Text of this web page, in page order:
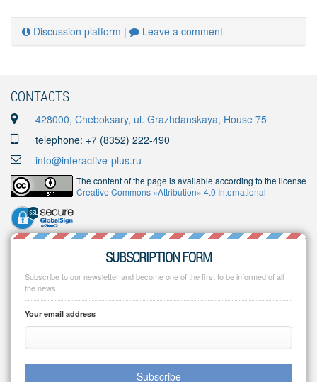
Discussion platform | Leave a comment
CONTACTS
428000, Cheboksary, ul. Grazhdanskaya, House 75
telephone: +7 (8352) 222-490
info@interactive-plus.ru
The content of the page is available according to the license
Creative Commons «Attribution» 4.0 International
SUBSCRIPTION FORM
Subscribe to our newsletter and become one of the first to be informed of all
the news!
Your email address
Subscribe